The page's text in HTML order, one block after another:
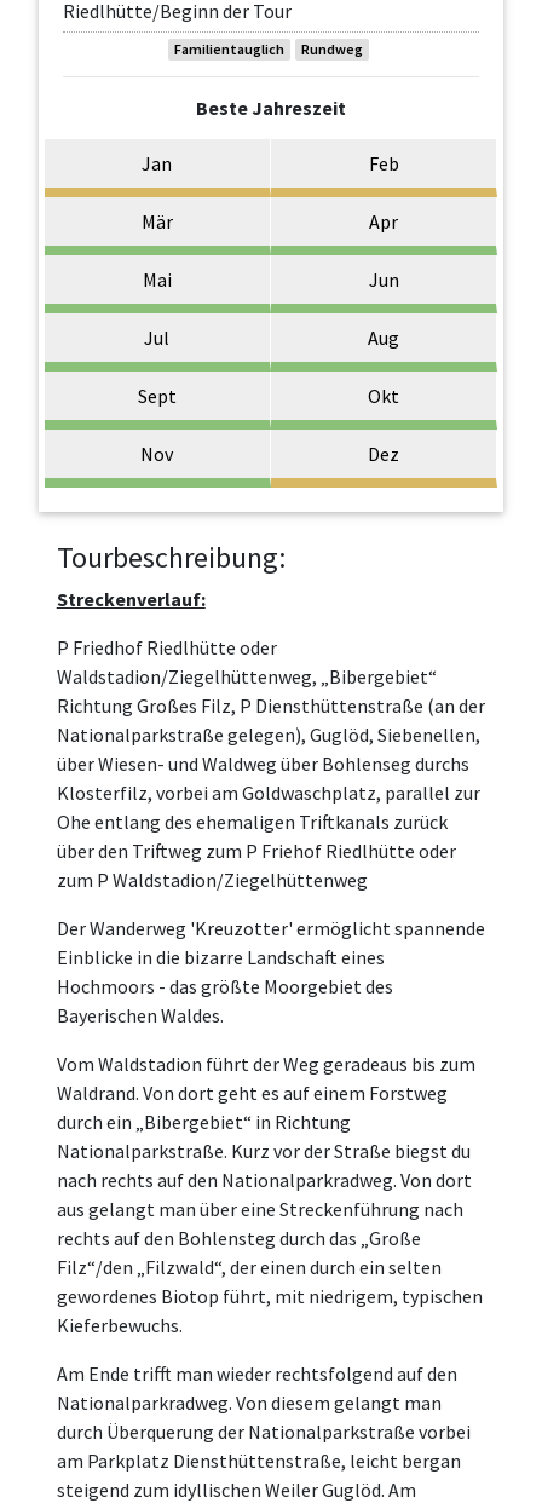
Riedlhütte/Beginn der Tour
Familientauglich Rundweg
Beste Jahreszeit
Jan Feb
Mär Apr
Mai Jun
Jul Aug
Sept Okt
Nov Dez
Tourbeschreibung:
Streckenverlauf:
P Friedhof Riedlhütte oder
Waldstadion/Ziegelhüttenweg, „Bibergebiet“
Richtung Großes Filz, P Diensthüttenstraße (an der
Nationalparkstraße gelegen), Guglöd, Siebenellen,
über Wiesen- und Waldweg über Bohlenseg durchs
Klosterfilz, vorbei am Goldwaschplatz, parallel zur
Ohe entlang des ehemaligen Triftkanals zurück
über den Triftweg zum P Friehof Riedlhütte oder
zum P Waldstadion/Ziegelhüttenweg
Der Wanderweg 'Kreuzotter' ermöglicht spannende
Einblicke in die bizarre Landschaft eines
Hochmoors - das größte Moorgebiet des
Bayerischen Waldes.
Vom Waldstadion führt der Weg geradeaus bis zum
Waldrand. Von dort geht es auf einem Forstweg
durch ein „Bibergebiet“ in Richtung
Nationalparkstraße. Kurz vor der Straße biegst du
nach rechts auf den Nationalparkradweg. Von dort
aus gelangt man über eine Streckenführung nach
rechts auf den Bohlensteg durch das „Große
Filz“/den „Filzwald“, der einen durch ein selten
gewordenes Biotop führt, mit niedrigem, typischen
Kieferbewuchs.
Am Ende trifft man wieder rechtsfolgend auf den
Nationalparkradweg. Von diesem gelangt man
durch Überquerung der Nationalparkstraße vorbei
am Parkplatz Diensthüttenstraße, leicht bergan
steigend zum idyllischen Weiler Guglöd. Am